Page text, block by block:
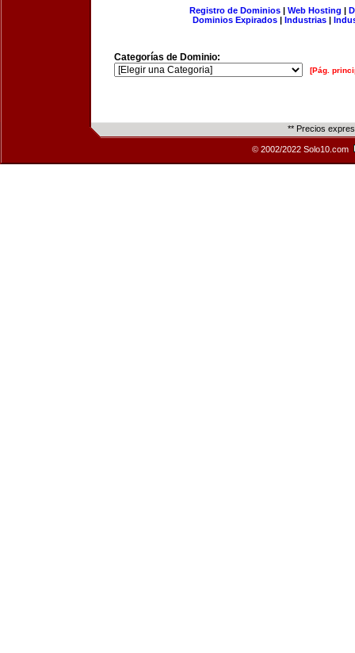
Registro de Dominios| Web Hosting |
Dominios Expirados | Industrias |
Categorías de Dominio:
[Pág.
** Precios
© 2002/2022 Solo10.com